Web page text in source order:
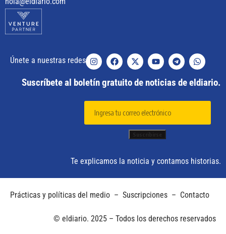
Únete a nuestras redes
Suscríbete al boletín gratuito de noticias de eldiario.
Te explicamos la noticia y contamos historias.
Prácticas y políticas del medio – Suscripciones – Contacto
© eldiario. 2025 – Todos los derechos reservados